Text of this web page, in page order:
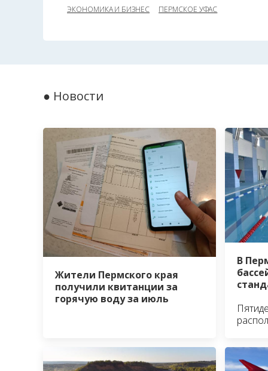
ЭКОНОМИКА И БИЗНЕС ПЕРМСКОЕ УФАС
● Новости
Жители Пермского края
получили квитанции за
горячую воду за июль
В